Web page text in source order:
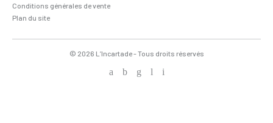
Conditions générales de vente
Plan du site
© 2026 L’Incartade - Tous droits réservés